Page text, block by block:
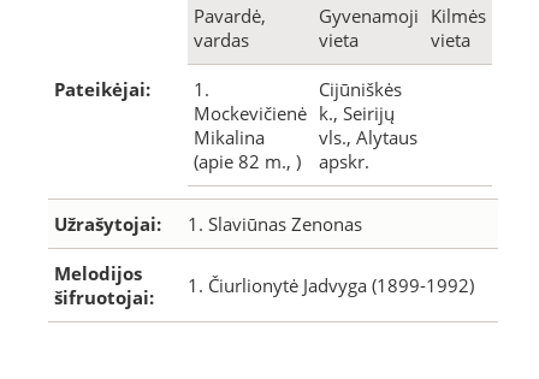
Pateikėjai:
Pavardė,
vardas
Gyvenamoji
vieta
Kilmės
vieta
1.
Mockevičienė
Mikalina
(apie 82 m., )
Cijūniškės
k., Seirijų
vls., Alytaus
apskr.
Užrašytojai: 1. Slaviūnas Zenonas
Melodijos
šifruotojai:
1. Čiurlionytė Jadvyga (1899-1992)